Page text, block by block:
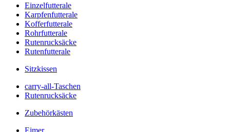
Einzelfutterale
Karpfenfutterale
Kofferfutterale
Rohrfutterale
Rutenrucksäcke
Rutenfutterale
Sitzkissen
carry-all-Taschen
Rutenrucksäcke
Zubehörkästen
Eimer